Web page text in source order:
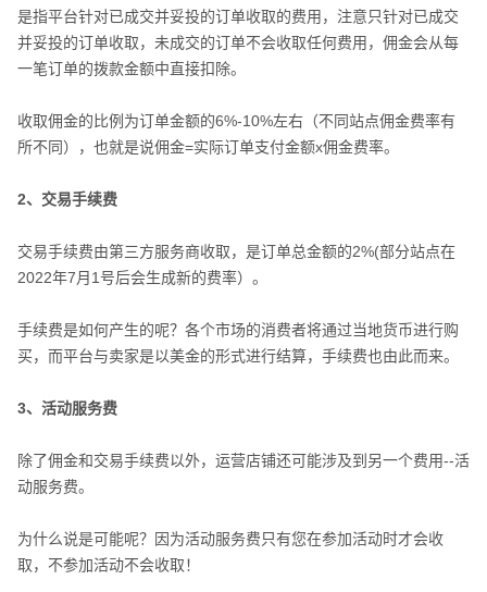
是指平台针对已成交并妥投的订单收取的费用，注意只针对已成交
并妥投的订单收取，未成交的订单不会收取任何费用，佣金会从每
一笔订单的拨款金额中直接扣除。
收取佣金的比例为订单金额的6%-10%左右（不同站点佣金费率有
所不同），也就是说佣金=实际订单支付金额x佣金费率。
2、交易手续费
交易手续费由第三方服务商收取，是订单总金额的2%(部分站点在
2022年7月1号后会生成新的费率）。
手续费是如何产生的呢？各个市场的消费者将通过当地货币进行购
买，而平台与卖家是以美金的形式进行结算，手续费也由此而来。
3、活动服务费
除了佣金和交易手续费以外，运营店铺还可能涉及到另一个费用--活
动服务费。
为什么说是可能呢？因为活动服务费只有您在参加活动时才会收
取，不参加活动不会收取！